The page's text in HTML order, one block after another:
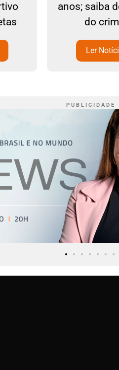
anos; saiba
do
Ler
P U B L I C I D A D E